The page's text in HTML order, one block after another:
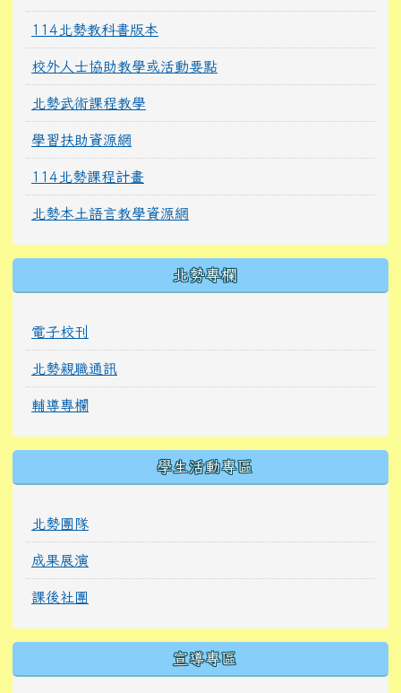
114北勢教科書版本
校外人士協助教學或活動要點
北勢武術課程教學
學習扶助資源網
114北勢課程計畫
北勢本土語言教學資源網
北勢專欄
電子校刊
北勢親職通訊
輔導專欄
學生活動專區
北勢團隊
成果展演
課後社團
宣導專區